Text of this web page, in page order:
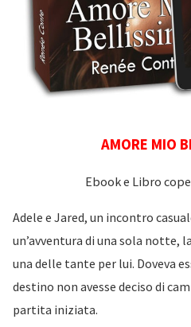
AMORE MIO
Ebook e Libro
Adele e Jared, un incontro
un’avventura di una sola notte,
una delle tante per lui. Doveva
destino non avesse deciso di
partita iniziata.